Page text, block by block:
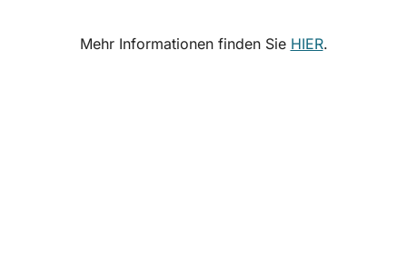
Mehr Informationen finden Sie HIER.